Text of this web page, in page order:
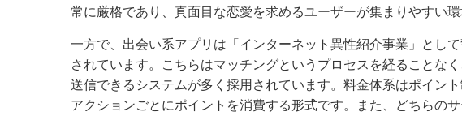
常に厳格であり、真面目な恋愛を求めるユーザーが集まりやすい環
一方で、出会い系アプリは「インターネット異性紹介事業」とし
されています。こちらはマッチングというプロセスを経ることな
送信できるシステムが多く採用されています。料金体系はポイン
アクションごとにポイントを消費する形式です。また、どちらの